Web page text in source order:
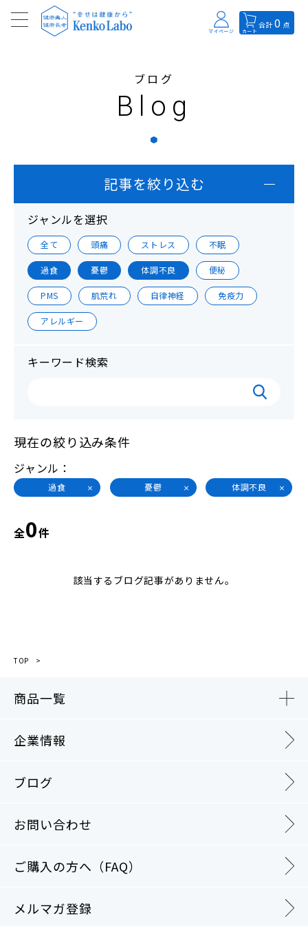
マイページ カート
合計0 点
ブログ
Blog
記事を絞り込む
ジャンルを選択
全て 頭痛 ストレス 不眠
過食 憂鬱 体調不良 便秘
PMS 肌荒れ 自律神経 免疫力
アレルギー
キーワード検索
現在の絞り込み条件
ジャンル
過食 憂鬱 体調不良
全0件
該当するブログ記事がありません。
TOP
商品一覧
企業情報
ブログ
お問い合わせ
ご購入の方へ（FAQ）
メルマガ登録